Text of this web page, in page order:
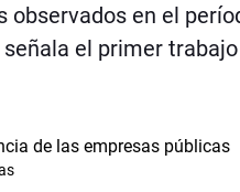
observados en el
el primer